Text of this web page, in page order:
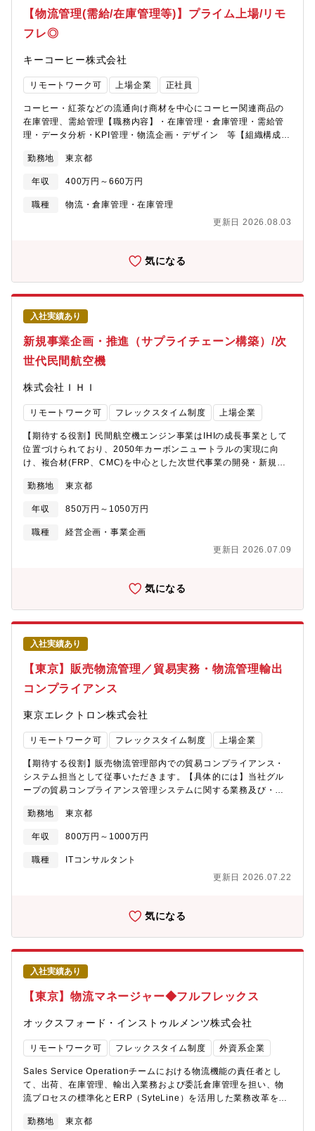
要・年齢制限 ：なし・入居期限 ：10年間・賃料限度額 ：同居の
お子様あり 120,000円同居のお子様なし 100,000円 ※共益
費・管理費を除く・本人負担額 ：20,000～40,000円/月程度※物
件の条件，入居期間により変動 ※共益費，管理費等は個人負
担・エリア ：（鶴ヶ島・昭島・立川・所沢・青梅・八王子）近
郊・面積上限 ：同居のお子様あり 75m2 同居のお子様なし
60m2・間取：制限なし・物件選定方法 ：原則，会社指定業者を
通して本人が選定・物件種類 ：戸建物件は認めない・その他 ：社
宅入居後の物件変更は認めない※現住居から通勤可能な場合（通
勤時間：１時間30分以内）は利用不可 ■独身寮/単身赴任寮 概要・
定：会社選定・間取り：1K，1R・本人負担額：１～２万円/月程
れか長い方／35歳以上の場合は入社後2年間 単身赴任寮 単身赴
任期間中※現住居/ご実家から通勤可能な場合（通勤時間：１時間
いただき、徐々に出来ることを増やしながら、半年～1年後に主担
当としてご活躍いただきたいと思っております。後輩の指導育
成、組織のリーダーとしてマネジメントも目指せる環境です。ま
してフロント（営業）やCS（顧客対応）などへ異動し、新たな役
割にチャレンジいただくことも可能です。社内にも新規プロジェ
クトが随時発生・進行するため、ご活躍と適正によって新規事業
【物流管理(需給/在庫管理等)】プライム上場/リモ
フレ◎
キーコーヒー株式会社
リモートワーク可 上場企業 正社員
コーヒー・紅茶などの流通向け商材を中心にコーヒー関連商品の
在庫管理、需給管理【職務内容】・在庫管理・倉庫管理・需給管
理・データ分析・KPI管理・物流企画・デザイン 等【組織構成】
と幅広い年齢の方が在籍しています。【当社の特徴】キーコーヒ
ー株式会社は、1920年創業のコーヒー会社です。海外におけるコ
ーヒー農場事業から、コーヒーの製造・販売はもちろん、コーヒ
ーに関連する事業経営に至るまで、コーヒーのすべてに関わる東
港、ホテル、スーパー等様々な場所でコーヒーの持つゆたかな時
勤務地 東京都
年収 400万円～660万円
職種
物流・倉庫管理・在庫管理
更新日 2026.08.03
気になる
入社実績あり
新規事業企画・推進（サプライチェーン構築）/次
世代民間航空機
株式会社ＩＨＩ
リモートワーク可 フレックスタイム制度 上場企業
【期待する役割】民間航空機エンジン事業はIHIの成長事業として
位置づけられており、2050年カーボンニュートラルの実現に向
け、複合材(FRP、CMC)を中心とした次世代事業の開発・新規事
ン事業部 次世代プロジェクト部」は、民間航空機エンジンに関す
る次世代の事業開発に特化し、2025年に新設された組織です。本
ポジションでは、民間航空機エンジン事業における新規プログラ
ムへの参画検討や、既存事業から派生した新規事業企画（市場調
など幅広い業務を担当いただきます。現在、民間航空エンジン分
クトが事業化に向けて動き出している中、さらなる事業推進のた
め、プロジェクトに紐づくサプライチェーンの整備・構築が必須
となっております。【具体的には】◆市場動向調査（競合分析・
需要予測など）国内外の航空機エンジンに関する展示会やカンフ
ァレンス（海外出張の機会が多い）に参加し、今後の新規事業企
画に必要な最新情報の収集や、潜在的な協業パートナーの探索・
検討を行っていただきます。また、すでに進行中の複数プロジェ
クトについても継続的に市場調査を実施し、市場ニーズを的確に
捉えた事業展開を目指します。◆新規事業企画・推進市場動向調
ズや新規事業化が可能なプロジェクトの企画・推進を担っていた
だきます。現状の課題がサプライチェーンの構築（拡大、新規開
拓）となっており、今回採用される方には主にサプライチェーン
ト推進にあたっては、国内外の企業との連携や、社内技術部門と
の調整も不可欠となるため、社内外を問わず高い関係構築力が求
められます。また、新規事業推進のためにM&Aが必要となった場
合には、当部門主導でM&A実務まで携わっていただくことも可能
エンジン分野において、次世代の事業開発を推進することに注力
究開発技術を、事業へと結びつける役割。企画・提案力を活かし
てキャリアアップを目指される方を歓迎いたします。国内外の企
間：22時間 /月フレックス可否：可（コアタイム：無し）リモート
業部 次世代プロジェクト部【企業の魅力】1853年の創業以来、
野に事業領域を拡張してきました。そして日本の産業界の一翼を
拓いてきています。その根底にあるのは「技術をもって社会の発
システム、物流システム、産業機械、ターボチャージャ、航空エ
上」を企業活動の中心に置き、お客様の真のニーズに応えるよう
事業に取り組んでいます。もう一つの経営理念が「人材こそが最
大かつ唯一の財産である」です。創造性と意欲のある人材が企業
を発展させるという考えのもと、教育研修や福利厚生などの充実
勤務地 東京都
年収 850万円～1050万円
職種
経営企画・事業企画
更新日 2026.07.09
気になる
入社実績あり
【東京】販売物流管理／貿易実務・物流管理輸出
コンプライアンス
東京エレクトロン株式会社
リモートワーク可 フレックスタイム制度 上場企業
【期待する役割】販売物流管理部内での貿易コンプライアンス・
システム担当として従事いただきます。【具体的には】当社グル
ープの貿易コンプライアンス管理システムに関する業務及び・本
随する業務全般を担当・海外現地法人の貿易コンプライアンス担
当とシステムの情報共有と課題解決に向けた窓口対応・海外現地
法人へシステム導入にあたり、要件確認および基本設計のサポー
トを実施・システム関連の問い合わせ対応、改善要望の取りまと
ショングループが推進する業務・プロジェクト全体の管理および
の売上高の8割が海外であり、その輸出に至るまでの物流管理およ
び社内の売上処理を担っている部署であるためビジネスへの貢献
を実感できるとともに、売上高の数字に直結する非常に責任のあ
る部署となります。海外部署や海外拠点と連携しながら多様な専
門性を持つ仲間とチーム一丸となって目標達成を目指すことがで
きます。自身の改善活動が部門や組織全体のパフォーマンス向上
に繋がり、会社の成長への貢献を実感できます。＜本業務を通じ
て得られるキャリアパス＞半導体製造装置を輸出し、売上計上す
る物流の一端を担っているグループであるため、会社の収益や物
流の知識・経験を身に着けることができます。将来的にはグルー
プ内の各チームのリーダーとしての役割や全体の取りまとめ役な
どを担うチャンスがあります。また、販売物流管理部には当グル
ープ以外に6グループあり、より専門的なグループに異動しキャリ
アの幅を広げる事も可能です。そのため、営業、工場、経理、財
務、法務、貿易管理など、あらゆる部門との密な連携が非常に大
ためとてもやりがいを感じられる業務であります。【働き方】海
勤務地 東京都
年収 800万円～1000万円
職種
ITコンサルタント
更新日 2026.07.22
気になる
入社実績あり
【東京】物流マネージャー◆フルフレックス
オックスフォード・インストゥルメンツ株式会社
リモートワーク可 フレックスタイム制度 外資系企業
Sales Service Operationチームにおける物流機能の責任者とし
て、出荷、在庫管理、輸出入業務および委託倉庫管理を担い、物
流プロセスの標準化とERP（SyteLine）を活用した業務改革を推
ドし、SyteLineをSingle Source of Truthとした効率的かつ正確
勤務地 東京都